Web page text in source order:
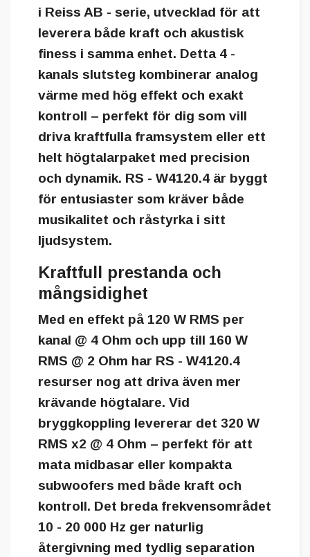
i Reiss AB - serie, utvecklad för att
leverera både kraft och akustisk
finess i samma enhet. Detta 4 -
kanals slutsteg kombinerar analog
värme med hög effekt och exakt
kontroll – perfekt för dig som vill
driva kraftfulla framsystem eller ett
helt högtalarpaket med precision
och dynamik. RS - W4120.4 är byggt
för entusiaster som kräver både
musikalitet och råstyrka i sitt
ljudsystem.
Kraftfull prestanda och
mångsidighet
Med en effekt på 120 W RMS per
kanal @ 4 Ohm och upp till 160 W
RMS @ 2 Ohm har RS - W4120.4
resurser nog att driva även mer
krävande högtalare. Vid
bryggkoppling levererar det 320 W
RMS x2 @ 4 Ohm – perfekt för att
mata midbasar eller kompakta
subwoofers med både kraft och
kontroll. Det breda frekvensområdet
10 - 20 000 Hz ger naturlig
återgivning med tydlig separation